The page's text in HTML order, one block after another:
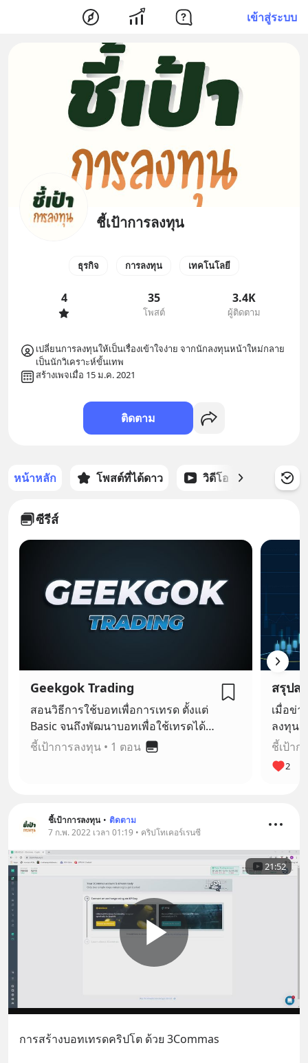
เข้าสู่ระบบ
ชี้เป้าการลงทุน
ธุรกิจ การลงทุน เทคโนโลยี
4 35
โพสต์
3.4K
ผู้ติดตาม
เปลี่ยนการลงทุนให้เป็นเรื่องเข้าใจง่าย จากนักลงทุนหน้าใหม่กลาย
เป็นนักวิเคราะห์ขั้นเทพ
สร้างเพจเมื่อ 15 ม.ค. 2021
ติดตาม
หน้าหลัก โพสต์ที่ได้ดาว วิดีโอ พอดแ
ซีรีส์
Geekgok Trading
สอนวิธีการใช้บอทเพื่อการเทรด ตั้งแต่
Basic จนถึงพัฒนาบอทเพื่อใช้เทรดได้
เอง ไม่มีการขายบอท ไม่มีลิงค์ Ref เพื่อ
ชี้เป้าการลงทุน • 1 ตอน
เมื่อข่
ลงทุน
ตลาด
ชี้เป้า
พลาด
ชี้เป้าก
2
ชี้เป้าการลงทุน • ติดตาม
7 ก.พ. 2022 เวลา 01:19 • คริปโทเคอร์เรนซี
21:52
การสร้างบอทเทรดคริปโต ด้วย 3Commas